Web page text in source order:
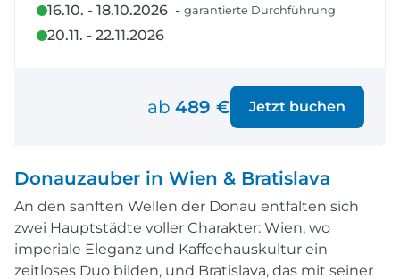
16.10. - 18.10.2026 - garantierte Durchführung
20.11. - 22.11.2026
ab 489 € Jetzt buchen
Donauzauber in Wien & Bratislava
An den sanften Wellen der Donau entfalten sich
zwei Hauptstädte voller Charakter: Wien, wo
imperiale Eleganz und Kaffeehauskultur ein
zeitloses Duo bilden, und Bratislava, das mit seiner